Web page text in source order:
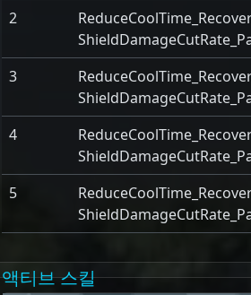
2
3
4
5
액티브 스킬